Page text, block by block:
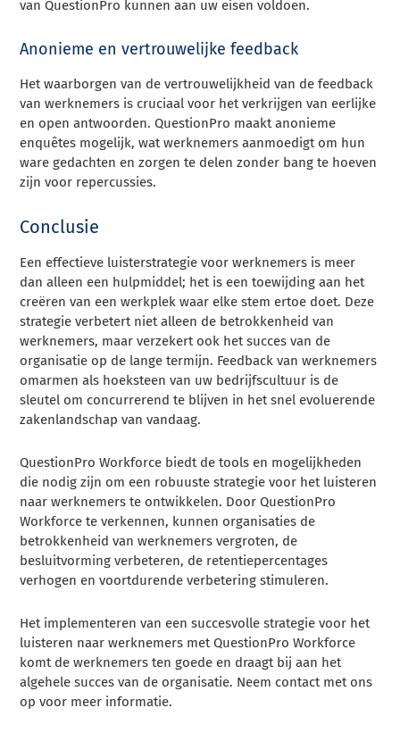
van QuestionPro kunnen aan uw eisen voldoen.
Anonieme en vertrouwelijke feedback
Het waarborgen van de vertrouwelijkheid van de feedback
van werknemers is cruciaal voor het verkrijgen van eerlijke
en open antwoorden. QuestionPro maakt anonieme
enquêtes mogelijk, wat werknemers aanmoedigt om hun
ware gedachten en zorgen te delen zonder bang te hoeven
zijn voor repercussies.
Conclusie
Een effectieve luisterstrategie voor werknemers is meer
dan alleen een hulpmiddel; het is een toewijding aan het
creëren van een werkplek waar elke stem ertoe doet. Deze
strategie verbetert niet alleen de betrokkenheid van
werknemers, maar verzekert ook het succes van de
organisatie op de lange termijn. Feedback van werknemers
omarmen als hoeksteen van uw bedrijfscultuur is de
sleutel om concurrerend te blijven in het snel evoluerende
zakenlandschap van vandaag.
QuestionPro Workforce biedt de tools en mogelijkheden
die nodig zijn om een robuuste strategie voor het luisteren
naar werknemers te ontwikkelen. Door QuestionPro
Workforce te verkennen, kunnen organisaties de
betrokkenheid van werknemers vergroten, de
besluitvorming verbeteren, de retentiepercentages
verhogen en voortdurende verbetering stimuleren.
Het implementeren van een succesvolle strategie voor het
luisteren naar werknemers met QuestionPro Workforce
komt de werknemers ten goede en draagt bij aan het
algehele succes van de organisatie. Neem contact met ons
op voor meer informatie.